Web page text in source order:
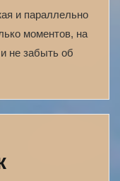
и параллельно
моментов, на
не забыть об